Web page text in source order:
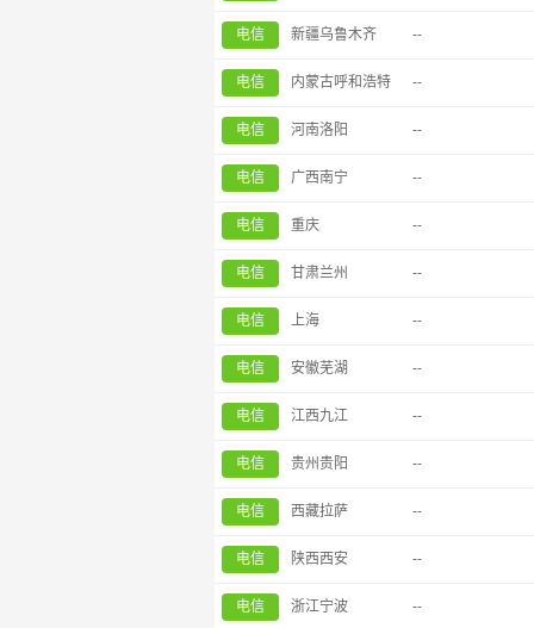
电信 新疆乌鲁木齐 --
电信 内蒙古呼和浩特 --
电信 河南洛阳 --
电信 广西南宁 --
电信 重庆 --
电信 甘肃兰州 --
电信 上海 --
电信 安徽芜湖 --
电信 江西九江 --
电信 贵州贵阳 --
电信 西藏拉萨 --
电信 陕西西安 --
电信 浙江宁波 --